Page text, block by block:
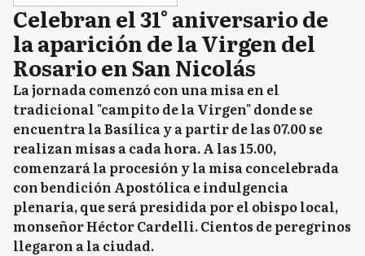
Celebran el 31° aniversario de
la aparición de la Virgen del
Rosario en San Nicolás
La jornada comenzó con una misa en el
tradicional "campito de la Virgen" donde se
encuentra la Basílica y a partir de las 07.00 se
realizan misas a cada hora. A las 15.00,
comenzará la procesión y la misa concelebrada
con bendición Apostólica e indulgencia
plenaria, que será presidida por el obispo local,
monseñor Héctor Cardelli. Cientos de peregrinos
llegaron a la ciudad.